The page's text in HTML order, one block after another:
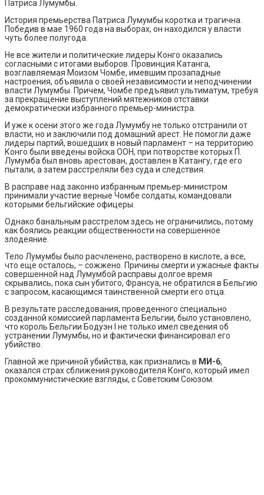
Патриса Лумумбы.
История премьерства Патриса Лумумбы коротка и трагична.
Победив в мае 1960 года на выборах, он находился у власти
чуть более полугода.
Не все жители и политические лидеры Конго оказались
согласными с итогами выборов. Провинция Катанга,
возглавляемая Моизом Чомбе, имевшим прозападные
настроения, объявила о своей независимости и неподчинении
власти Лумумбы. Причем, Чомбе предъявил ультиматум, требуя
за прекращение выступлений мятежников отставки
демократически избранного премьер-министра.
И уже к осени этого же года Лумумбу не только отстранили от
власти, но и заключили под домашний арест. Не помогли даже
лидеры партий, вошедших в новый парламент – на территорию
Конго были введены войска ООН, при потворстве которых П.
Лумумба был вновь арестован, доставлен в Катангу, где его
пытали, а затем расстреляли без суда и следствия.
В расправе над законно избранным премьер-министром
принимали участие верные Чомбе солдаты, командовали
которыми бельгийские офицеры.
Однако банальным расстрелом здесь не ограничились, потому
как боялись реакции общественности на совершенное
злодеяние.
Тело Лумумбы было расчленено, растворено в кислоте, а все,
что еще осталось, – сожжено. Причины смерти и ужасные факты
совершенной над Лумумбой расправы долгое время
скрывались, пока сын убитого, Франсуа, не обратился в Бельгию
с запросом, касающимся таинственной смерти его отца.
В результате расследования, проведенного специально
созданной комиссией парламента Бельгии, было установлено,
что король Бельгии Бодуэн I не только имел сведения об
устранении Лумумбы, но и фактически финансировал его
убийство.
Главной же причиной убийства, как признались в МИ-6,
оказался страх сближения руководителя Конго, который имел
прокоммунистические взгляды, с Советским Союзом.